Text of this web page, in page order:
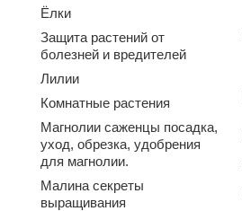
Ёлки
Защита растений от
болезней и вредителей
Лилии
Комнатные растения
Магнолии саженцы посадка,
уход, обрезка, удобрения
для магнолии.
Малина секреты
выращивания